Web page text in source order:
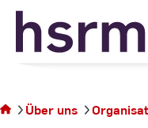
Skip
Content
sich auf
der
Über uns